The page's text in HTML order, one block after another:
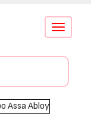
Conmutar